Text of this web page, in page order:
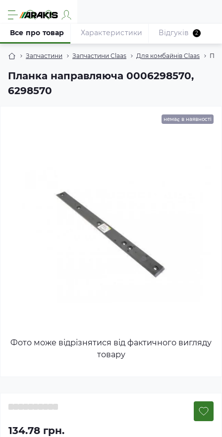
Запчастини Запчастини Claas Для комбайнів Claas
Планка направляюча 0006298570,
6298570
Все про товар Характеристики Відгуків 2
немає в наявності
Фото може відрізнятися від фактичного вигляду
товару
134.78 грн.